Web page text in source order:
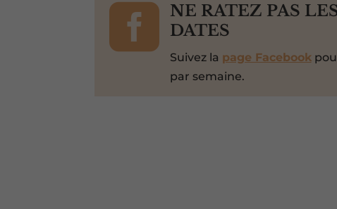

NE RATEZ PAS
DATES
Suivez la page Facebook
par semaine.